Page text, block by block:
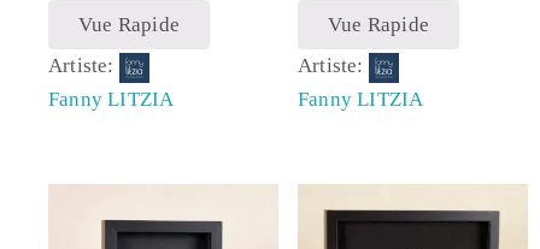
Vue Rapide
Artiste:
Fanny LITZIA
Vue Rapide
Artiste:
Fanny LITZIA